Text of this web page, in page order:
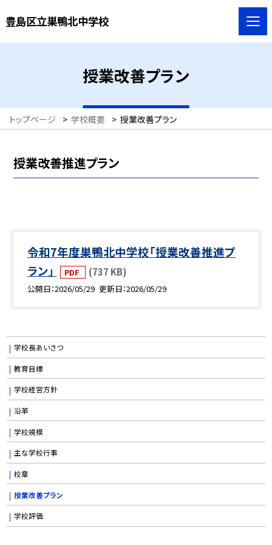
豊島区立巣鴨北中学校
授業改善プラン
トップページ > 学校概要 > 授業改善プラン
授業改善推進プラン
令和7年度巣鴨北中学校「授業改善推進プ
ラン」
PDF (737 KB)
公開日 2026/05/29 更新日 2026/05/29
学校長あいさつ
教育目標
学校経営方針
沿革
学校規模
主な学校行事
校章
授業改善プラン
学校評価